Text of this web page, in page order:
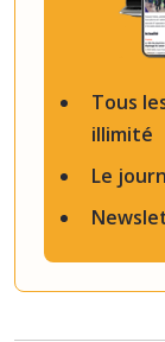
Tous
illimité
Le